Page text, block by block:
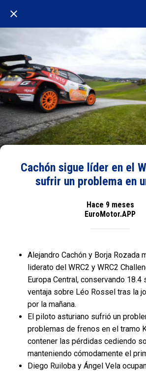
Cachón sigue líder en el
sufrir un problema en
Hace 9 meses
EuroMotor.APP
Alejandro Cachón y Borja Rozada
liderato del WRC2 y WRC2
Europa Central, conservando 18.4
ventaja sobre Léo Rossel tras la
por la mañana.
El piloto asturiano sufrió un
problemas de frenos en el tramo
contener las pérdidas cediendo
manteniendo cómodamente el
Diego Ruiloba y Ángel Vela